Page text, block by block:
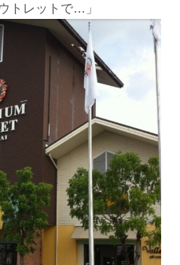
トレットで…」